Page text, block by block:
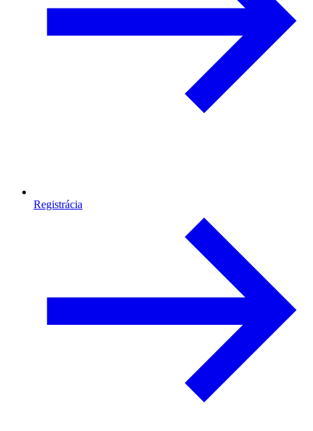
Registrácia